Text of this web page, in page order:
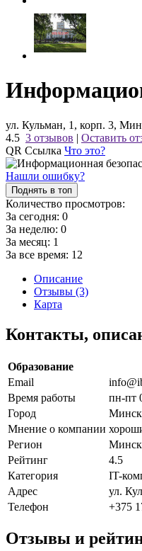
ул. Кульман, 1, корп. 3,
4.5 3 отзывов | Оставить
QR Ссылка Что это?
Нашли ошибку?
Поднять в топ
Количество просмотров:
За сегодня: 0
За неделю: 0
За месяц: 1
За все время: 12
Описание
Отзывы (3)
Карта
Контакты,
Образование
Email
Время работы
пн-пт
Город
Минск
Мнение о компании
Регион
Минск
Рейтинг
4.5
Категория
IT-
Адрес
ул.
Телефон
+375
Отзывы и